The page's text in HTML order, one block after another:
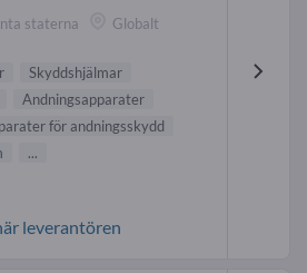
staterna Globalt
Skyddshjälmar
Andningsapparater
för andningsskydd
...
leverantören